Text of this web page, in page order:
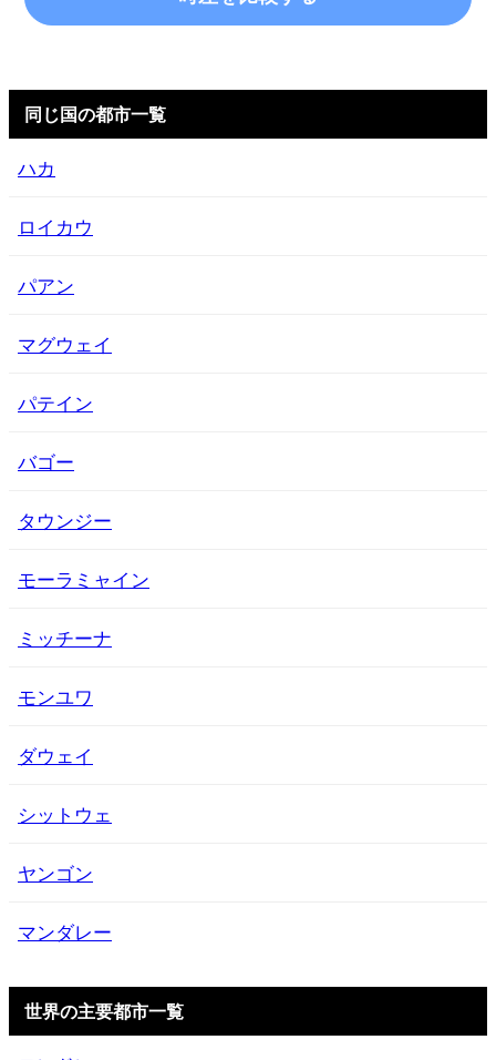
同じ国の都市一覧
ハカ
ロイカウ
パアン
マグウェイ
パテイン
バゴー
タウンジー
モーラミャイン
ミッチーナ
モンユワ
ダウェイ
シットウェ
ヤンゴン
マンダレー
世界の主要都市一覧